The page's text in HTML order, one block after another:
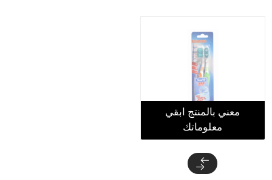
معني بالمنتج ابقي
معلوماتك